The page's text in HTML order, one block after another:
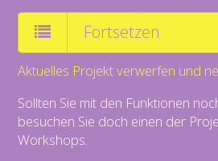
Fortsetzen
Aktuelles Projekt verwerfen und
Sollten Sie mit den Funktionen
besuchen Sie doch einen der
Workshops.